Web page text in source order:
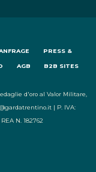
PRESS &
AGB B2B SITES
d'oro al Valor Militare,
| P. IVA:
N. 182762